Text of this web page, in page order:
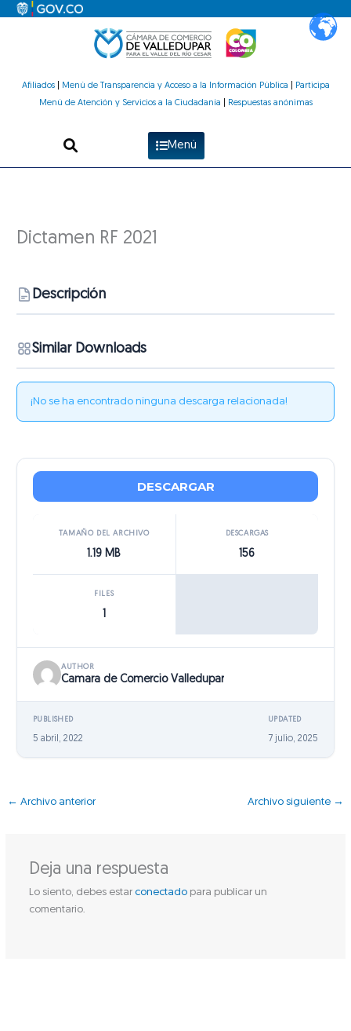
Afiliados| Menú de Transparencia y Acceso a la Información Pública
Participa
Menú de Atención y Servicios a la Ciudadanía
Respuestas anónimas
Menú
Dictamen RF 2021
Descripción
Similar Downloads
¡No se ha encontrado ninguna descarga relacionada!
DESCARGAR
TAMAÑO DEL ARCHIVO
1.19 MB
DESCARGAS
156
FILES
AUTHOR
Camara de Comercio Valledupar
PUBLISHED
5 abril, 2022
UPDATED
7 julio, 2025
← Archivo anterior Archivo siguiente →
Deja una respuesta
Lo siento, debes estar conectadopara publicar un
comentario.